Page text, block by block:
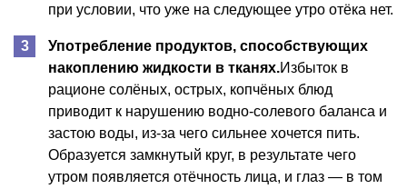
при условии, что уже на следующее утро отёка нет.
Употребление продуктов, способствующих
накоплению жидкости в тканях.Избыток в
рационе солёных, острых, копчёных блюд
приводит к нарушению водно-солевого баланса и
застою воды, из-за чего сильнее хочется пить.
Образуется замкнутый круг, в результате чего
утром появляется отёчность лица, и глаз — в том